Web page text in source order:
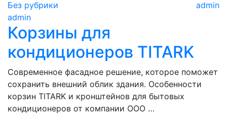
Без рубрики
admin
admin
Корзины для
кондиционеров TITARK
Современное фасадное решение, которое поможет
сохранить внешний облик здания. Особенности
корзин TlTARK и кронштейнов для бытовых
кондиционеров от компании ООО …